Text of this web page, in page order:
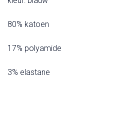
80% katoen
17% polyamide
3% elastane